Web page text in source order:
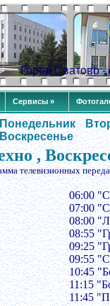
Город Сватово
Сервисы »
Понедельник
Воскресенье
,
телевизионных
06:00
07:00
08:00
08:55
09:25
09:55
10:45
11:15
11:45